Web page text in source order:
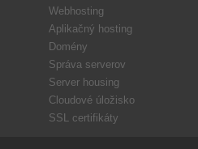
Webhosting
Aplikačný hosting
Domény
Správa serverov
Server housing
Cloudové úložisko
SSL certifikáty